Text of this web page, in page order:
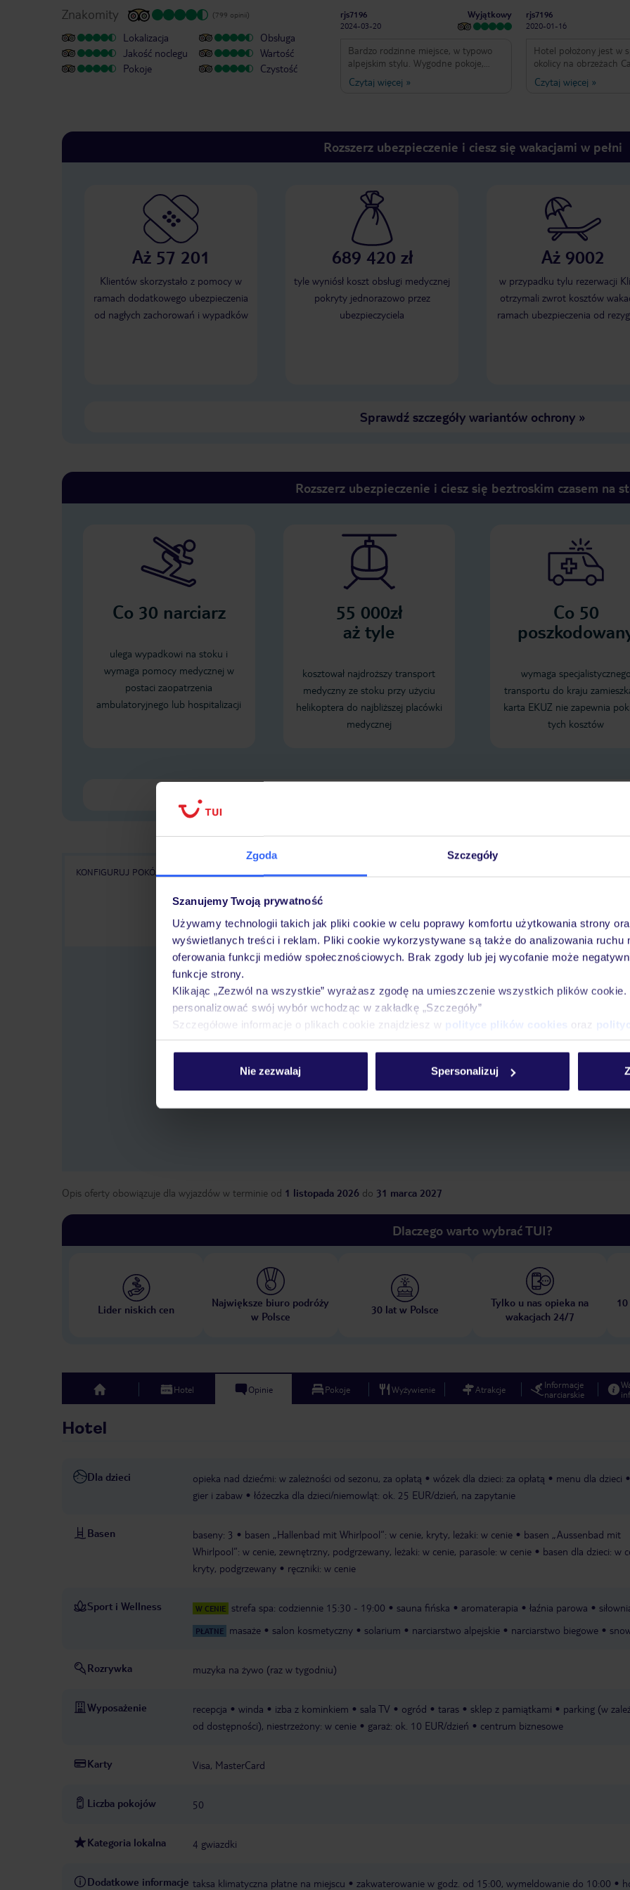
Zgoda Szczegóły
Szanujemy Twoją prywatność
Używamy technologii takich jak pliki cookie w celu poprawy komfortu użytkowania strony
wyświetlanych treści i reklam. Pliki cookie wykorzystywane są także do analizowania ruchu
oferowania funkcji mediów społecznościowych. Brak zgody lub jej wycofanie może
funkcje strony.
Klikając „Zezwól na wszystkie” wyrażasz zgodę na umieszczenie wszystkich plików
personalizować swój wybór wchodząc w zakładkę „Szczegóły”
Szczegółowe informacje o plikach cookie znajdziesz w polityce plików cookies oraz
Nie zezwalaj Spersonalizuj
Znakomity (799 opinii)
Lokalizacja
Jakość noclegu
Pokoje
Obsługa
Wartość
Czystość
rjs7196
2024-03-20
Wyjątkowy
Bardzo rodzinne miejsce, w typowo
alpejskim stylu. Wygodne pokoje,
cudowny widok na Alpe Cermis.
Pyszne kolacje i wystarczający bufet
Niezwykle uprzejma obsługa. Bardzo
dziękujemy za pobyt i mamy nadzieję
Czytaj więcej »
rjs7196
2020-01-16
Hotel położony jest w
okolicy na obrzeżach
wybrać pokoje z
Cermis-warto dopłacić i
opcję. Pyszna kuchnia i
dań sprawia, że po
Będziemy tu wracali.
Czytaj więcej »
Rozszerz ubezpieczenie i ciesz się wakacjami w pełni
Aż 57 201
Klientów skorzystało z pomocy w
ramach dodatkowego ubezpieczenia
od nagłych zachorowań i wypadków
689 420 zł
tyle wyniósł koszt obsługi medycznej
pokryty jednorazowo przez
ubezpieczyciela
Aż 9002
w przypadku tylu rezerwacji
otrzymali zwrot kosztów
ramach ubezpieczenia od
Sprawdź szczegóły wariantów ochrony»
Rozszerz ubezpieczenie i ciesz się beztroskim czasem na
Co 30 narciarz
ulega wypadkowi na stoku i
wymaga pomocy medycznej w
postaci zaopatrzenia
ambulatoryjnego lub hospitalizacji
55 000zł
aż tyle
kosztował najdroższy transport
medyczny ze stoku przy użyciu
helikoptera do najbliższej placówki
medycznej
Co 50
wymaga specjalistycznego
transportu do kraju
karta EKUZ nie zapewnia
tych kosztów
KONFIGURUJ POKÓJ WSZYSTKIE OFERTY KALENDARZ NAJNIŻSZYCH CEN
Wybierz długość pobytuidatę wyjazdu, aby
Opis oferty obowiązuje dla wyjazdów w terminie od 1 listopada 2026 do 31 marca 2027
Dlaczego warto wybrać TUI?
Lider niskich cen
Największe biuro podróży
w Polsce
30 lat w Polsce
Tylko u nas opieka na
wakacjach 24/7
top Hotel Opinie Pokoje Wyżywienie Atrakcje
Informacje
narciarskie
Hotel
Dla dzieci opieka nad dziećmi: w zależności od sezonu, za opłatą wózek dla dzieci: za opłatą menu dla dzieci
gier i zabaw
łóżeczka dla dzieci/niemowląt: ok. 25 EUR/dzień, na zapytanie
Basen baseny: 3 basen „Hallenbad mit Whirlpool“: w cenie, kryty, leżaki: w cenie
basen „Aussenbad mit
Whirlpool“: w cenie, zewnętrzny, podgrzewany, leżaki: w cenie, parasole: w cenie
basen dla dzieci: w
kryty, podgrzewany
ręczniki: w cenie
Sport i Wellness W CENIE strefa spa: codziennie 15:30 - 19:00 sauna fińska aromaterapia łaźnia parowa
PŁATNE masaże salon kosmetyczny solarium narciarstwo alpejskie narciarstwo biegowe
Rozrywka muzyka na żywo (raz w tygodniu)
Wyposażenie recepcja winda izba z kominkiem sala TV ogród taras sklep z pamiątkami
parking (w
od dostępności), niestrzeżony: w cenie
garaż: ok. 10 EUR/dzień centrum biznesowe
Karty Visa, MasterCard
Liczba pokojów 50
Kategoria lokalna 4 gwiazdki
Dodatkowe informacje taksa klimatyczna płatne na miejscu zakwaterowanie w godz. od 15:00, wymeldowanie do 10:00